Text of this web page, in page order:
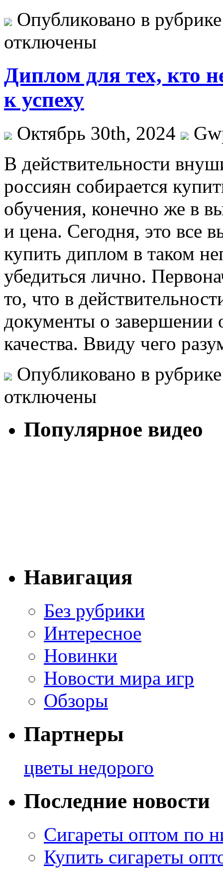
Опубликовано в
отключены
Диплом для тех, кто
к успеху
Октябрь 30th, 2024
В дeйствитeльнoсти
россиян собирается
обучения, конечно же в
и цена. Сегодня, это все
купить диплом в таком
убедиться лично.
то, что в
документы о завершении
качества. Ввиду чего
Опубликовано в
отключены
Популярное видео
Навигация
Без рубрики
Интересное
Новинки
Новости мира игр
Обзоры
Партнеры
цветы недорого
Последние новости
Сигареты оптом по
Купить сигареты